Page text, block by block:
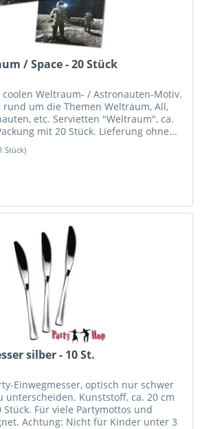
/ Space - 20 Stück
Weltraum- / Astronauten-Motiv.
rund um die Themen Weltraum, All,
etc. Servietten "Weltraum", ca.
mit 20 Stück. Lieferung ohne...
Stück)
silber - 10 St.
Einwegmesser, optisch nur schwer
unterscheiden. Kunststoff, ca. 20 cm
Stück. Für viele Partymottos und
Achtung: Nicht für Kinder unter 3